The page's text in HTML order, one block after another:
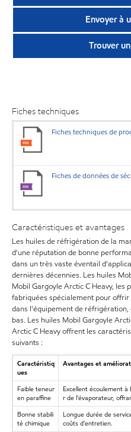
Envoyer à
Trouver
Fiches techniques
Fiches techniques de
Fiches de données de
Caractéristiques et avantages
Les huiles de réfrigération de la
d'une réputation de bonne
dans un très vaste éventail
dernières décennies. Les huiles
Mobil Gargoyle Arctic C Heavy, les
fabriquées spécialement pour
dans l'équipement de
bas. Les huiles Mobil Gargoyle
Arctic C Heavy offrent les
suivants :
Caractéristiq
ues
Avantages et
Faible teneur
en paraffine
Excellent écoulement
r de l'évaporateur,
Bonne stabili
té chimique
Longue durée de
coûts d'entretien.